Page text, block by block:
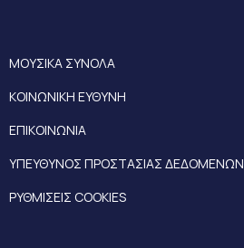
ΜΟΥΣΙΚΑ ΣΥΝΟΛΑ
ΚΟΙΝΩΝΙΚΗ ΕΥΘΥΝΗ
ΕΠΙΚΟΙΝΩΝΙΑ
ΥΠΕΥΘΥΝΟΣ ΠΡΟΣΤΑΣΙΑΣ ΔΕΔΟΜΕΝΩΝ
ΡΥΘΜΙΣΕΙΣ COOKIES